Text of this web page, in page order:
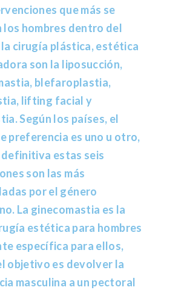
que más se
los hombres dentro del
la cirugía plástica, estética
son la liposucción,
blefaroplastia,
lifting facial y
Según los países, el
preferencia es uno u otro,
definitiva estas seis
son las más
por el género
La ginecomastia es la
estética para hombres
específica para ellos,
objetivo es devolver la
masculina a un pectoral